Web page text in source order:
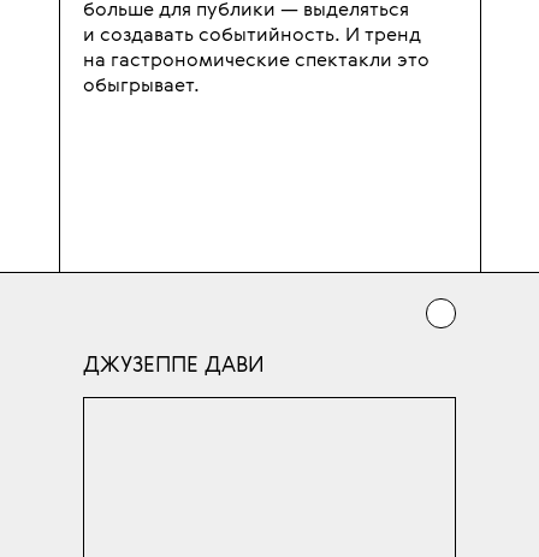
больше для публики — выделяться
и создавать событийность. И тренд
на гастрономические спектакли это
обыгрывает.
ДЖУЗЕППЕ ДАВИ